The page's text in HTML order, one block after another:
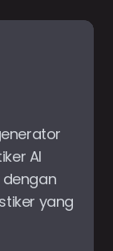
AI
yang